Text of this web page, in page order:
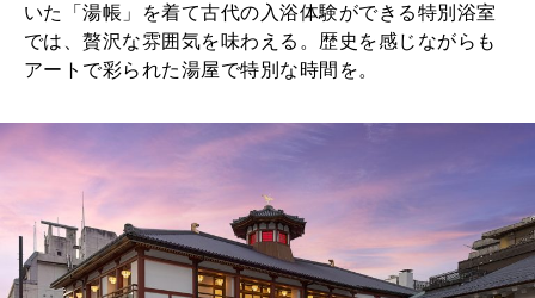
いた「湯帳」を着て古代の入浴体験ができる特別浴室
では、贅沢な雰囲気を味わえる。歴史を感じながらも
アートで彩られた湯屋で特別な時間を。